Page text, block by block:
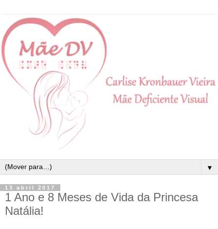
▼
13 abril 2017
1 Ano e 8 Meses de Vida da Princesa
Natália!